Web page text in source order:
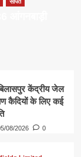
केंद्रीय जेल
कैदियों के लिए कई
08/2026 0